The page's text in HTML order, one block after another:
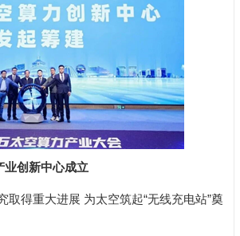
业创新中心成立
取得重大进展 为太空筑起“无线充电站”奠